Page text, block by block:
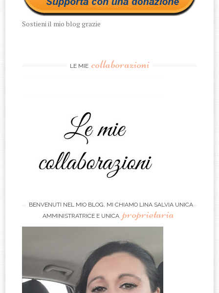
Sostieni il mio blog grazie
LE MIE collaborazioni
BENVENUTI NEL MIO BLOG, MI CHIAMO LINA SALVIA UNICA
AMMINISTRATRICE E UNICA proprietaria